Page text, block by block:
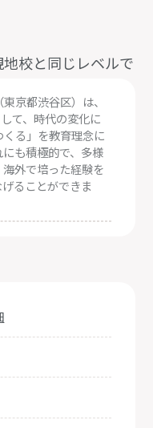
校と同じレベルで
京都渋谷区）は、
て、時代の変化に
る」を教育理念に
も積極的で、多様
外で培った経験を
ることができま